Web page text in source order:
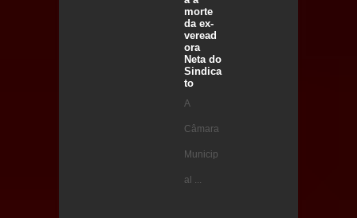
morte
da ex-
veread
ora
Neta do
Sindica
to
A
Câmara
Municip
al ...